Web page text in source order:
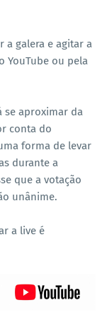
a galera e agitar a
YouTube ou pela
se aproximar da
conta do
forma de levar
durante a
que a votação
unânime.
a live é